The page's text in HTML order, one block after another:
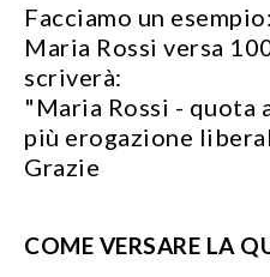
Facciamo un esempio:
Maria Rossi versa
scriverà:
"Maria Rossi - quota
più erogazione
Grazie
COME VERSARE LA